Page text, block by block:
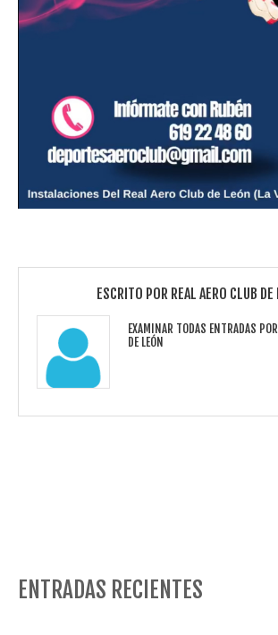
ESCRITO POR REAL AERO CLUB DE
EXAMINAR TODAS ENTRADAS
DE LEÓN
ENTRADAS RECIENTES